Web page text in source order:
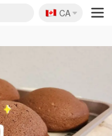
🇨🇦
CA